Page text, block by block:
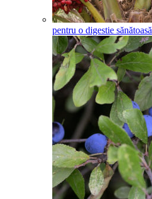
pentru o digestie sănătoasă